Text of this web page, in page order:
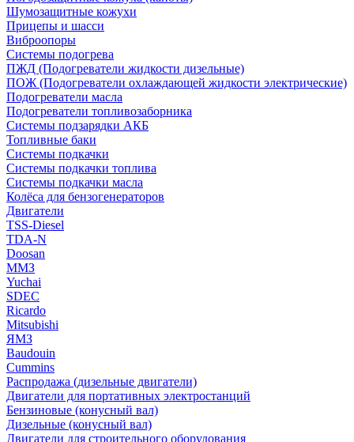
Шумозащитные кожухи
Прицепы и шасси
Виброопоры
Системы подогрева
ПЖД (Подогреватели жидкости дизельные)
ПОЖ (Подогреватели охлаждающей жидкости электрические)
Подогреватели масла
Подогреватели топливозаборника
Системы подзарядки АКБ
Топливные баки
Системы подкачки
Системы подкачки топлива
Системы подкачки масла
Колёса для бензогенераторов
Двигатели
TSS-Diesel
TDA-N
Doosan
ММЗ
Yuchai
SDEC
Ricardo
Mitsubishi
ЯМЗ
Baudouin
Cummins
Распродажа (дизельные двигатели)
Двигатели для портативных электростанций
Бензиновые (конусный вал)
Дизельные (конусный вал)
Двигатели для строительного оборудования